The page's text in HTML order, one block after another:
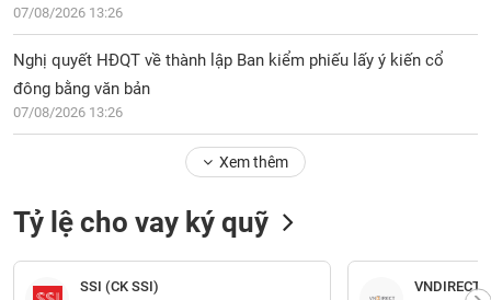
07/08/2026 13:26
Nghị quyết HĐQT về thành lập Ban kiểm phiếu lấy ý kiến cổ
đông bằng văn bản
07/08/2026 13:26
Xem thêm
Tỷ lệ cho vay ký quỹ
SSI (CK SSI) VNDIRECT